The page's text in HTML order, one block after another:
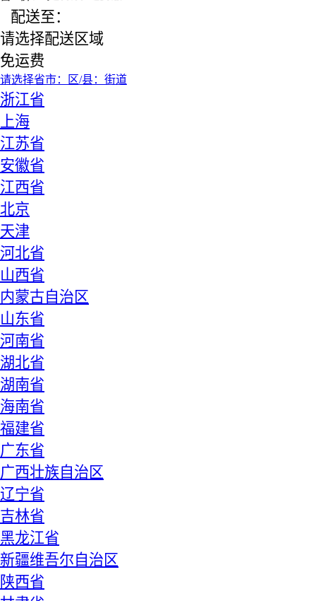
配送至：
请选择配送区域
免运费
请选择省市： 区/县： 街道
浙江省
上海
江苏省
安徽省
江西省
北京
天津
河北省
山西省
内蒙古自治区
山东省
河南省
湖北省
湖南省
海南省
福建省
广东省
广西壮族自治区
辽宁省
吉林省
黑龙江省
新疆维吾尔自治区
陕西省